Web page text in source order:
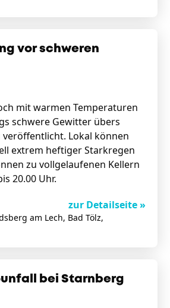
vor schweren
mit warmen Temperaturen
schwere Gewitter übers
Lokal können
extrem heftiger Starkregen
zu vollgelaufenen Kellern
20.00 Uhr.
zur Detailseite »
am Lech, Bad Tölz,
bei Starnberg